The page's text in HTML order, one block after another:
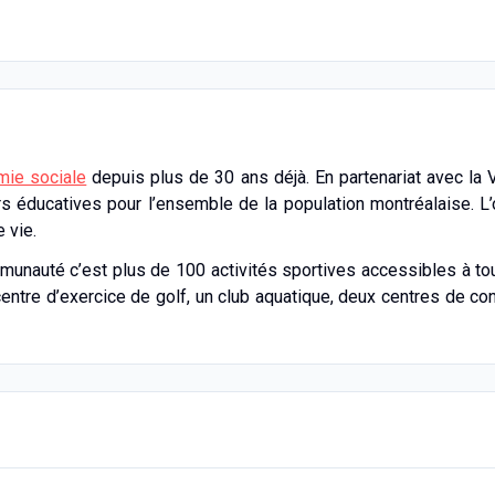
sociale depuis plus de 30 ans déjà. En partenariat avec
éducatives pour l’ensemble de la population montréalaise.
vie.
c’est plus de 100 activités sportives accessibles à
d’exercice de golf, un club aquatique, deux centres de